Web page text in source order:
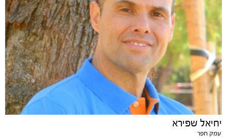
יחיאל שפירא
עמק חפר